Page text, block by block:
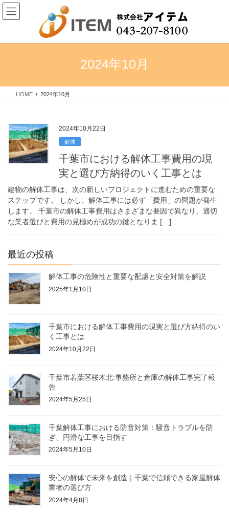
コ
ン
ナ
ビ
2024年10月
HOME 2024年10月
2024年10月22日
解体
千葉市における解体工事費用の現
実と選び方納得のいく工事とは
建物の解体工事は、次の新しいプロジェクトに進むための重要な
ステップです。 しかし、解体工事には必ず「費用」の問題が発生
します。 千葉市の解体工事費用はさまざまな要因で異なり、適切
な業者選びと費用の見極めが成功の鍵となりま […]
最近の投稿
解体工事の危険性と重要な配慮と安全対策を解説
2025年1月10日
千葉市における解体工事費用の現実と選び方納得のい
く工事とは
2024年10月22日
千葉市若葉区桜木北:事務所と倉庫の解体工事完了報
告
2024年5月25日
千葉解体工事における防音対策：騒音トラブルを防
ぎ、円滑な工事を目指す
2024年5月10日
安心の解体で未来を創造｜千葉で信頼できる家屋解体
業者の選び方
2024年4月8日